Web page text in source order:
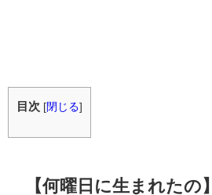
目次 [閉じる]
【何曜日に生まれたの】